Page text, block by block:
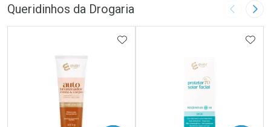
Queridinhos da Drogaria Imagem
ADICIONAR AOS FAVORITOS